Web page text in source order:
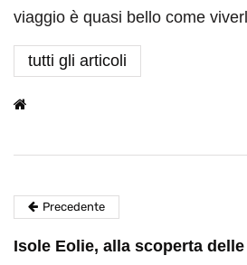
viaggio è quasi bello come
tutti gli articoli
Precedente
Isole Eolie, alla scoperta